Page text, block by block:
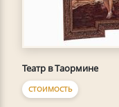
Театр в Таормине
СТОИМОСТЬ